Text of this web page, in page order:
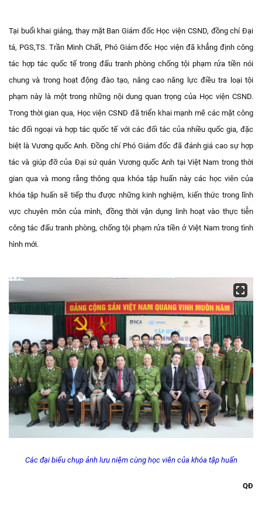
Tại buổi khai giảng, thay mặt Ban Giám đốc Học viện CSND, đồng chí Đại
tá, PGS,TS. Trần Minh Chất, Phó Giám đốc Học viện đã khẳng định công
tác hợp tác quốc tế trong đấu tranh phòng chống tội phạm rửa tiền nói
chung và trong hoạt động đào tạo, nâng cao năng lực điều tra loại tội
phạm này là một trong những nội dung quan trọng của Học viện CSND.
Trong thời gian qua, Học viện CSND đã triển khai mạnh mẽ các mặt công
tác đối ngoại và hợp tác quốc tế với các đối tác của nhiều quốc gia, đặc
biệt là Vương quốc Anh. Đồng chí Phó Giám đốc đã đánh giá cao sự hợp
tác và giúp đỡ của Đại sứ quán Vương quốc Anh tại Việt Nam trong thời
gian qua và mong rằng thông qua khóa tập huấn này các học viên của
khóa tập huấn sẽ tiếp thu được những kinh nghiệm, kiến thức trong lĩnh
vực chuyên môn của mình, đồng thời vận dụng linh hoạt vào thực tiễn
công tác đấu tranh phòng, chống tội phạm rửa tiền ở Việt Nam trong tình
hình mới.
Các đại biểu chụp ảnh lưu niệm cùng học viên của khóa tập huấn
QĐ